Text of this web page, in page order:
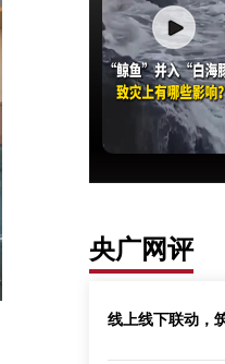
央广网评
线上线下联动，